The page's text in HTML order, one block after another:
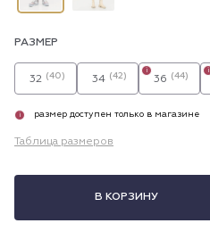
РАЗМЕР
32 (40) 34 (42) 36 (44)
i i
i размер доступен только в магазине
Таблица размеров
В КОРЗИНУ